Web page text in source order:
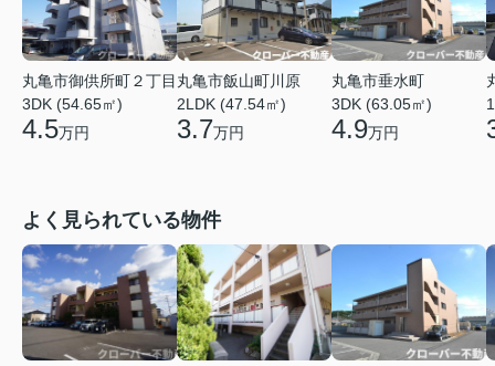
丸亀市御供所町２丁目
3DK (54.65㎡)
4.5万円
丸亀市飯山町川原
2LDK (47.54㎡)
3.7万円
丸亀市垂水町
3DK (63.05㎡)
4.9万円
よく見られている物件